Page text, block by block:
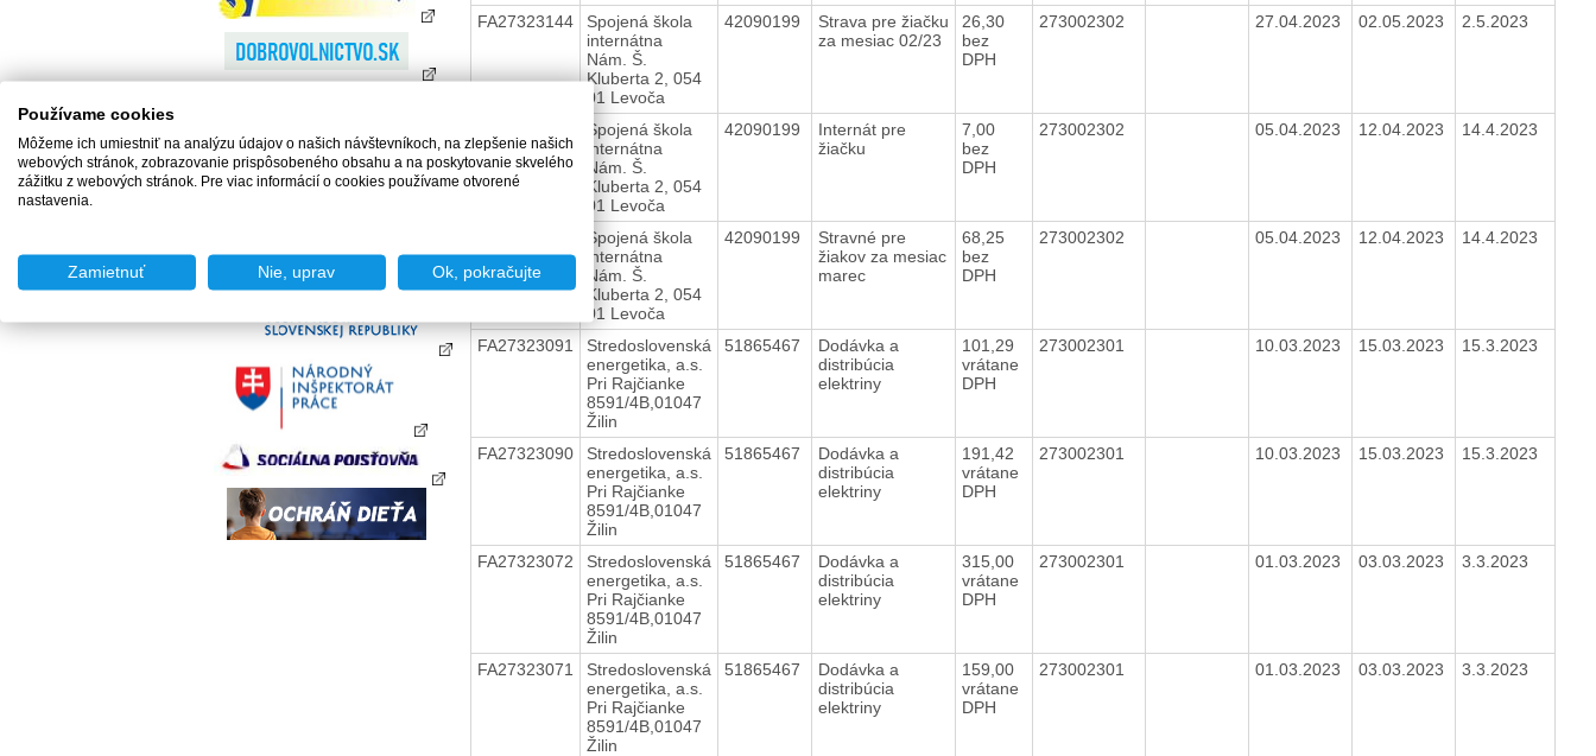
FA27323144
Spojená škola
internátna
Nám. Š.
Kluberta 2, 054
01 Levoča
42090199
Strava pre žiačku
za mesiac 02/23
26,30
bez
DPH
273002302 27.04.2023 02.05.2023 2.5.2023
Spojená škola
internátna
Nám. Š.
Kluberta 2, 054
01 Levoča
42090199
Internát pre
žiačku
7,00
bez
DPH
273002302 05.04.2023 12.04.2023 14.4.2023
Spojená škola
internátna
Nám. Š.
Kluberta 2, 054
01 Levoča
42090199
Stravné pre
žiakov za mesiac
marec
68,25
bez
DPH
273002302 05.04.2023 12.04.2023 14.4.2023
FA27323091
Stredoslovenská
energetika, a.s.
Pri Rajčianke
8591/4B,01047
Žilin
51865467
Dodávka a
distribúcia
elektriny
101,29
vrátane
DPH
273002301 10.03.2023 15.03.2023 15.3.2023
FA27323090
Stredoslovenská
energetika, a.s.
Pri Rajčianke
8591/4B,01047
Žilin
51865467
Dodávka a
distribúcia
elektriny
191,42
vrátane
DPH
273002301 10.03.2023 15.03.2023 15.3.2023
FA27323072
Stredoslovenská
energetika, a.s.
Pri Rajčianke
8591/4B,01047
Žilin
51865467
Dodávka a
distribúcia
elektriny
315,00
vrátane
DPH
273002301 01.03.2023 03.03.2023 3.3.2023
FA27323071
Stredoslovenská
energetika, a.s.
Pri Rajčianke
8591/4B,01047
Žilin
51865467
Dodávka a
distribúcia
elektriny
159,00
vrátane
DPH
273002301 01.03.2023 03.03.2023 3.3.2023
Používame cookies
Môžeme ich umiestniť na analýzu údajov o našich návštevníkoch, na zlepšenie našich
webových stránok, zobrazovanie prispôsobeného obsahu a na poskytovanie skvelého
zážitku z webových stránok. Pre viac informácií o cookies používame otvorené
nastavenia.
Zamietnuť Nie, uprav Ok, pokračujte